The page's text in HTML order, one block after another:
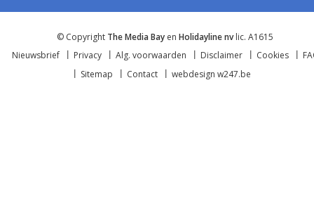
© Copyright The Media Bay en Holidayline nvlic. A1615
Nieuwsbrief
Privacy Alg. voorwaarden Disclaimer Cookies
Sitemap
Contact webdesign w247.be